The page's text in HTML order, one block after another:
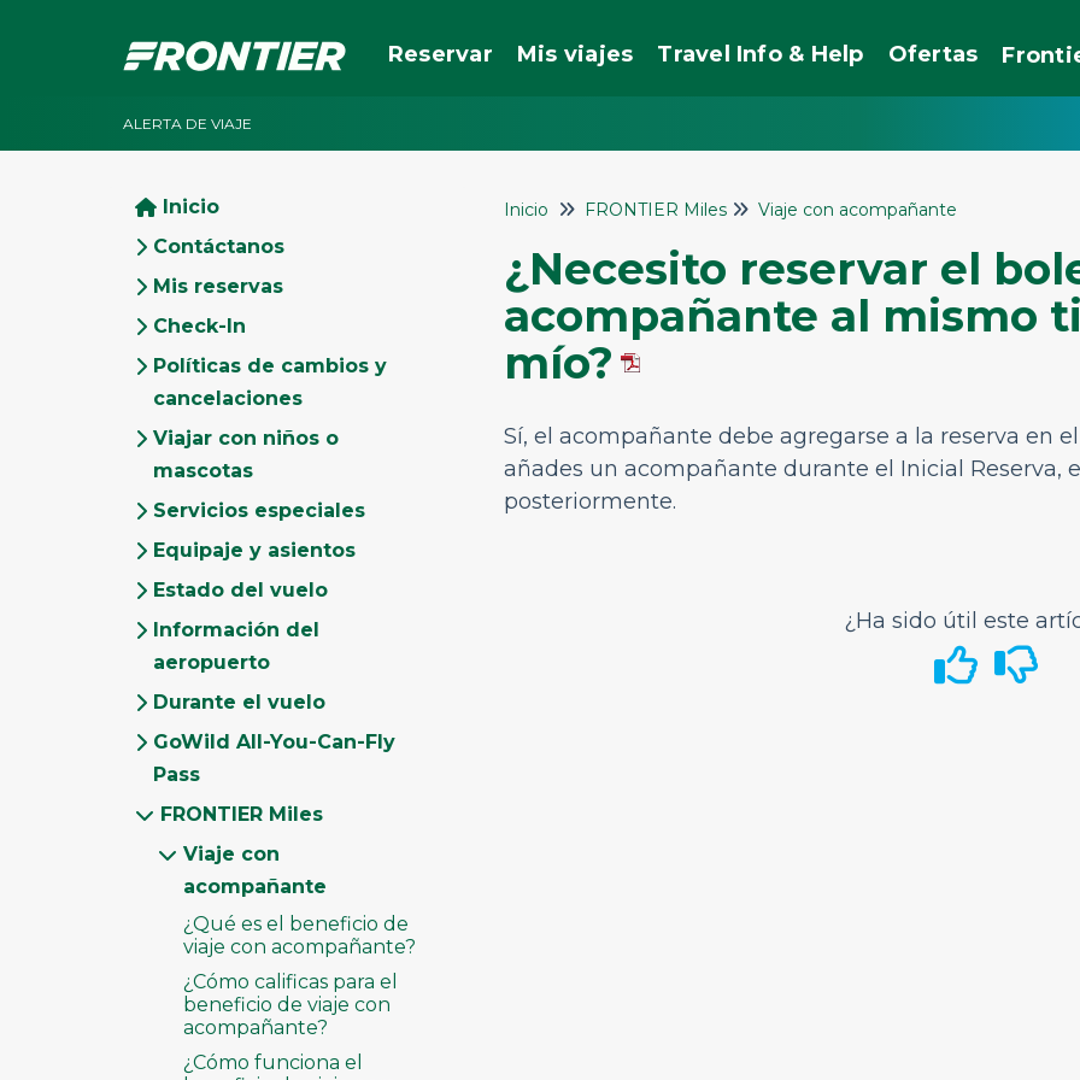
Reservar Mis viajes Travel Info & Help Ofertas
ALERTA DE VIAJE
Inicio
Contáctanos
Mis reservas
Check-In
Políticas de cambios y
cancelaciones
Viajar con niños o
mascotas
Servicios especiales
Equipaje y asientos
Estado del vuelo
Información del
aeropuerto
Durante el vuelo
GoWild All-You-Can-Fly
Pass
FRONTIER Miles
Viaje con
acompañante
¿Qué es el beneficio de
viaje con acompañante?
¿Cómo calificas para el
beneficio de viaje con
acompañante?
¿Cómo funciona el
Inicio FRONTIER Miles Viaje con acompañante
¿Necesito reservar el
acompañante al mismo
mío?
Sí, el acompañante debe agregarse a la reserva en
añades un acompañante durante el Inicial Reserva,
posteriormente.
¿Ha sido útil este